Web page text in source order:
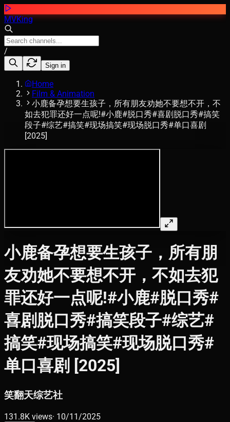
MVKing
/
Sign in
Home
Film & Animation
小鹿备孕想要生孩子，所有朋友劝她不要想不开，不
如去犯罪还好一点呢!#小鹿#脱口秀#喜剧脱口秀#搞笑
段子#综艺#搞笑#现场搞笑#现场脱口秀#单口喜剧
[2025]
小鹿备孕想要生孩子，所有朋
友劝她不要想不开，不如去犯
罪还好一点呢!#小鹿#脱口秀#
喜剧脱口秀#搞笑段子#综艺#
搞笑#现场搞笑#现场脱口秀#
单口喜剧 [2025]
笑翻天综艺社
131.8K views· 10/11/2025